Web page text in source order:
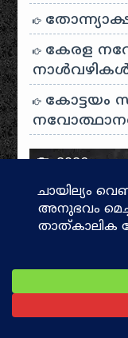
കേരള
കോട്ടയം
2026
July
കൊട്ടിയൂർ